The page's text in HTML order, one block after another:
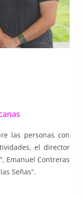
las personas con
el director
Emanuel Contreras
Señas”.